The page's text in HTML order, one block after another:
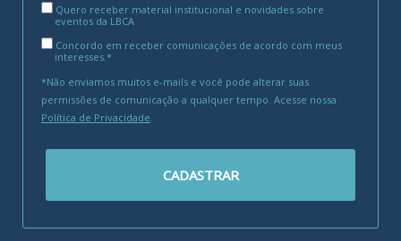
Quero receber material institucional e novidades sobre
eventos da LBCA
Concordo em receber comunicações de acordo com meus
interesses.*
*Não enviamos muitos e-mails e você pode alterar suas
permissões de comunicação a qualquer tempo. Acesse nossa
Política de Privacidade.
CADASTRAR